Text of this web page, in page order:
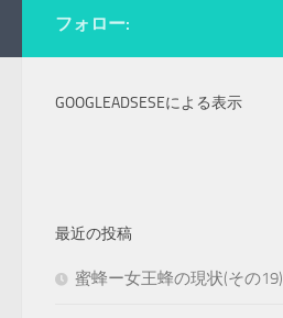
フォロー:
GOOGLEADSESEによる表示
最近の投稿
蜜蜂ー女王蜂の現状(その19)